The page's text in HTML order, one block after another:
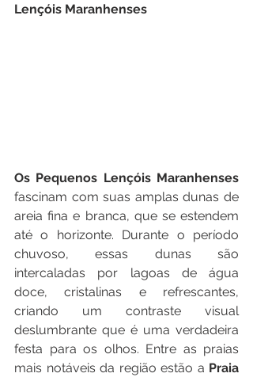
Lençóis Maranhenses
fascinam com suas amplas dunas de
areia fina e branca, que se estendem
até o horizonte. Durante o período
chuvoso, essas dunas são
intercaladas por lagoas de água
doce, cristalinas e refrescantes,
criando um contraste visual
deslumbrante que é uma verdadeira
festa para os olhos. Entre as praias
mais notáveis da região estão a Praia